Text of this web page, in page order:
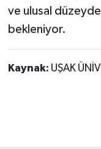
ve ulusal düzeyde
bekleniyor.
Kaynak: UŞAK